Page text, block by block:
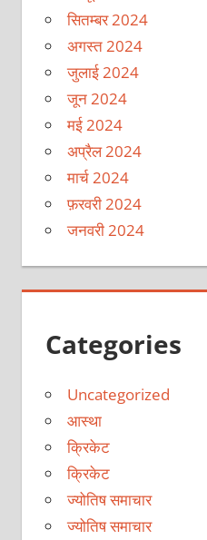
सितम्बर 2024
अगस्त 2024
जुलाई 2024
जून 2024
मई 2024
अप्रैल 2024
मार्च 2024
फ़रवरी 2024
जनवरी 2024
Categories
Uncategorized
आस्था
क्रिकेट
क्रिकेट
ज्योतिष समाचार
ज्योतिष समाचार